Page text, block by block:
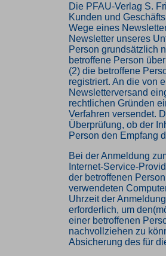
Die PFAU-Verlag S.
Kunden und
Wege eines
Newsletter unseres
Person grundsätzlich
betroffene Person
(2) die betroffene
registriert. An die von
Newsletterversand
rechtlichen Gründen
Verfahren versendet.
Überprüfung, ob der
Person den Empfang
Bei der Anmeldung
Internet-Service-
der betroffenen
verwendeten
Uhrzeit der
erforderlich, um
einer betroffenen
nachvollziehen zu
Absicherung des für